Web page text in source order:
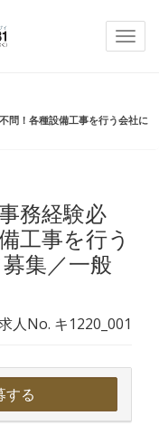
問！各種設備工事を行う会社に
務経験必
工事を行う
集／一般
人No. キ1220_001
する